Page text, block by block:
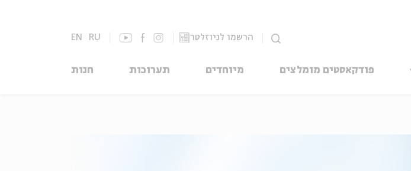
הרשמו לניוזלטר EN RU
פודקאסטים מומלצים מיוחדים תערוכות חנות